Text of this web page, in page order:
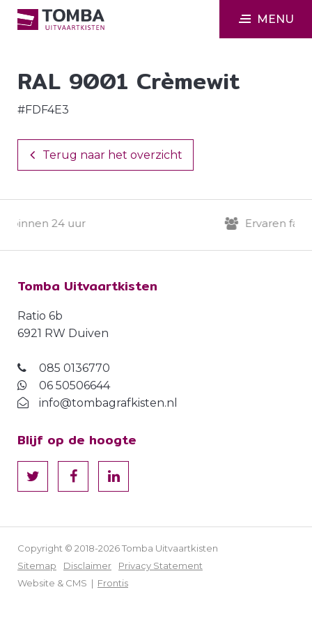
MENU
RAL 9001 Crèmewit
#FDF4E3
Terug naar het overzicht
24 uur Ervaren
Tomba Uitvaartkisten
Ratio 6b
6921 RW Duiven
085 0136770
06 50506644
info@tombagrafkisten.nl
Blijf op de hoogte
Copyright © 2018-2026 Tomba Uitvaartkisten
Sitemap
Disclaimer
Privacy Statement
Website & CMS | Frontis